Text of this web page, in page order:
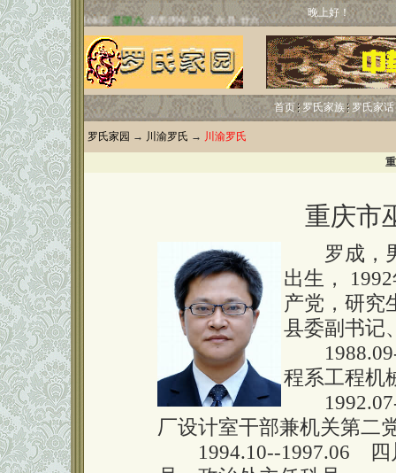
晚上好！
首页 罗氏家族 罗氏家话
罗氏家园 → 川渝罗氏 → 川渝罗氏
重庆市
罗成，男
出生，
产党，研究
县委副书记
程系工程机
厂设计室干部兼机关第二
1994.10--1997.06 四